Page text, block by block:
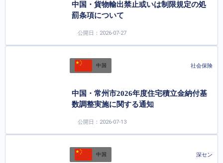
中国・貨物輸出禁止或いは制限規定の処
罰条項について
公開日：2026-07-27
中国 社会保険
中国・常州市2026年度住宅積立金納付基
数調整実施に関する通知
公開日：2026-07-13
中国 深セン